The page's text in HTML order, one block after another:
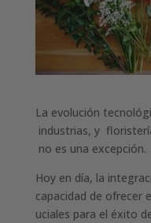
La evolución
industrias, y
no es una excepción.
Hoy en día, la
capacidad de ofrecer
uciales para el éxito